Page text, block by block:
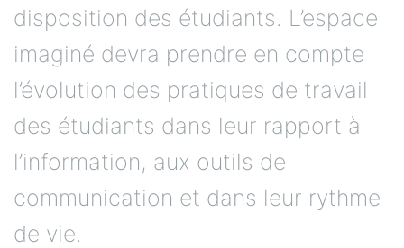
disposition des étudiants. L’espace
imaginé devra prendre en compte
l’évolution des pratiques de travail
des étudiants dans leur rapport à
l’information, aux outils de
communication et dans leur rythme
de vie.